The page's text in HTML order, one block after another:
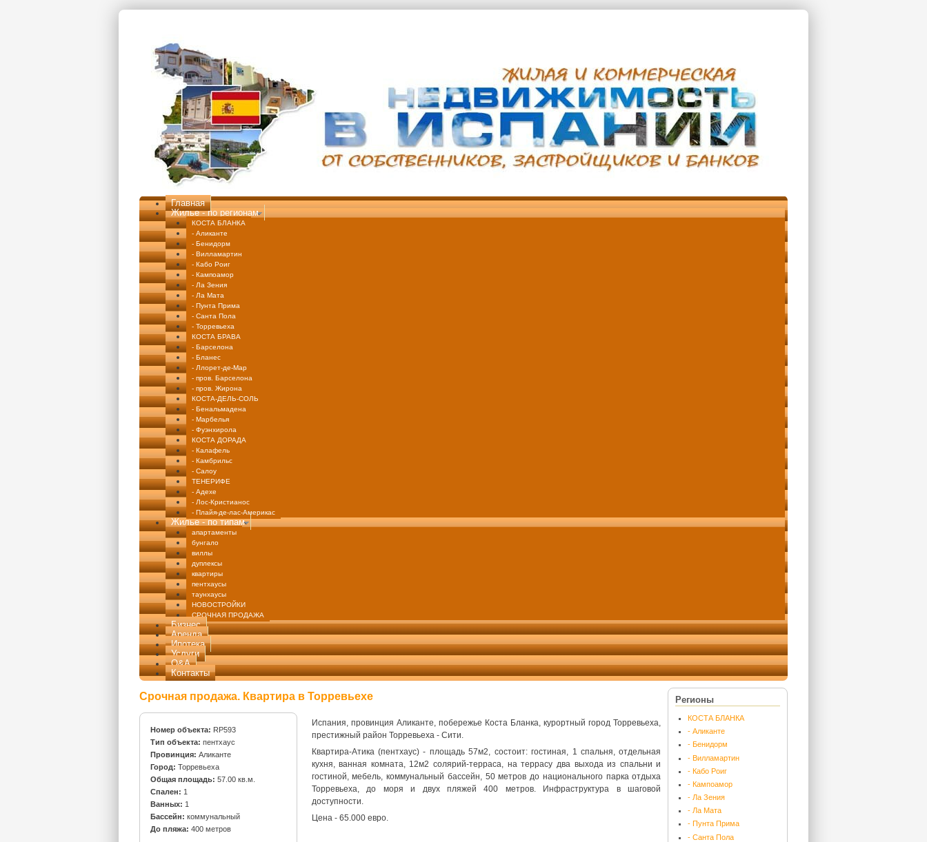
Перейти к основному содержанию
Главная
Жилье - по регионам
КОСТА БЛАНКА
- Аликанте
- Бенидорм
- Вилламартин
- Кабо Роиг
- Кампоамор
- Ла Зения
- Ла Мата
- Пунта Прима
- Санта Пола
- Торревьеха
КОСТА БРАВА
- Барселона
- Бланес
- Ллорет-де-Мар
- пров. Барселона
- пров. Жирона
КОСТА-ДЕЛЬ-СОЛЬ
- Бенальмадена
- Марбелья
- Фуэнхирола
КОСТА ДОРАДА
- Калафель
- Камбрильс
- Салоу
ТЕНЕРИФЕ
- Адехе
- Лос-Кристианос
- Плайя-де-лас-Америкас
Жилье - по типам
апартаменты
бунгало
виллы
дуплексы
квартиры
пентхаусы
таунхаусы
НОВОСТРОЙКИ
СРОЧНАЯ ПРОДАЖА
Бизнес
Аренда
Ипотека
Услуги
Q&A
Контакты
Срочная продажа. Квартира в Торревьехе
Номер объекта: RP593
Тип объекта: пентхаус
Провинция: Аликанте
Город: Торревьеха
Общая площадь: 57.00 кв.м.
Спален: 1
Ванных: 1
Бассейн: коммунальный
До пляжа: 400 метров
Испания, провинция Аликанте, побережье Коста Бланка, курортный город Торревьеха,
престижный район Торревьеха - Сити.
Квартира-Атика (пентхаус) - площадь 57м2, состоит: гостиная, 1 спальня, отдельная
кухня, ванная комната, 12м2 солярий-терраса, на террасу два выхода из спальни и
гостиной, мебель, коммунальный бассейн, 50 метров до национального парка отдыха
Торревьеха, до моря и двух пляжей 400 метров. Инфраструктура в шаговой
доступности.
Цена - 65.000 евро.
Регионы
КОСТА БЛАНКА
- Аликанте
- Бенидорм
- Вилламартин
- Кабо Роиг
- Кампоамор
- Ла Зения
- Ла Мата
- Пунта Прима
- Санта Пола